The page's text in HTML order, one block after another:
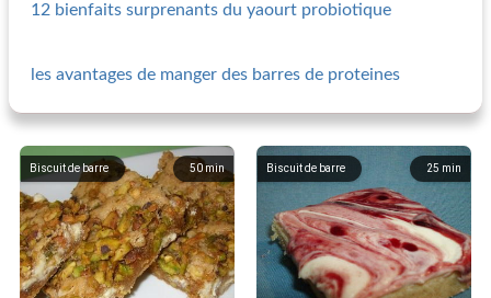
12 bienfaits surprenants du yaourt probiotique
les avantages de manger des barres de proteines
50min
Biscuit de barre 25 min
Biscuit de barre